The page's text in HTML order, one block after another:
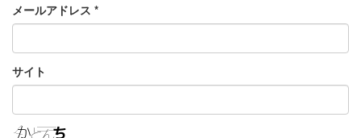
メールアドレス *
サイト